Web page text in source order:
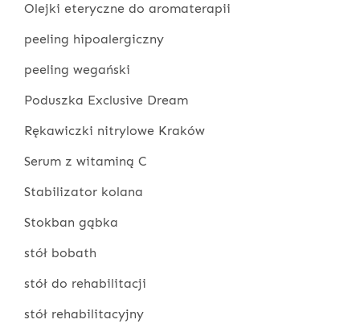
Olejki eteryczne do aromaterapii
peeling hipoalergiczny
peeling wegański
Poduszka Exclusive Dream
Rękawiczki nitrylowe Kraków
Serum z witaminą C
Stabilizator kolana
Stokban gąbka
stół bobath
stół do rehabilitacji
stół rehabilitacyjny